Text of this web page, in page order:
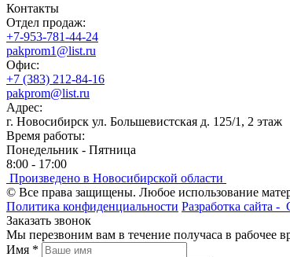
Контакты
Отдел продаж:
+7-953-781-44-24
pakprom1@list.ru
Офис:
+7 (383) 212-84-16
pakprom@list.ru
Адрес:
г. Новосибирск ул. Большевистская д. 125/1, 2 этаж
Время работы:
Понедельник - Пятница
8:00 - 17:00
Произведено в Новосибирской области
© Все права защищены. Любое использование
Политика конфиденциальности Разработка сайта -
Заказать звонок
Мы перезвоним вам в течение получаса в рабочее
Имя *